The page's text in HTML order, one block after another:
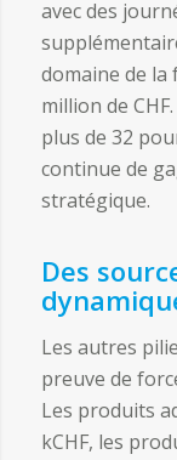
avec des
domaine de
million de
plus de 32
continue de
stratégique.
Des
Les autres
preuve de
Les produits
kCHF, les